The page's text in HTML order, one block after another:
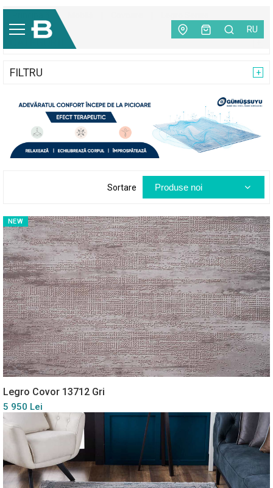
RU
|
CATEGORII
FILTRU
Sortare Produse noi
NEW
Legro Covor 13712 Gri
5 950 Lei